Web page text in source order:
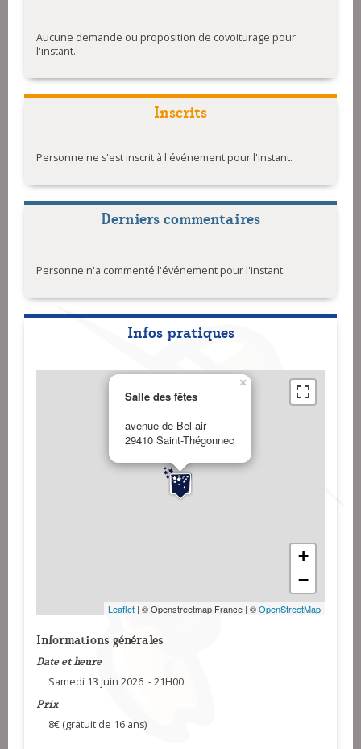
Aucune demande ou proposition de covoiturage pour
l'instant.
Inscrits
Personne ne s'est inscrit à l'événement pour l'instant.
Derniers commentaires
Personne n'a commenté l'événement pour l'instant.
Infos pratiques
Salle des fêtes
avenue de Bel air
29410 Saint-Thégonnec
×
+
−
Leaflet | © Openstreetmap France | ©OpenStreetMap
Informations générales
Date et heure
Samedi 13 juin 2026 - 21H00
Prix
8€ (gratuit de 16 ans)